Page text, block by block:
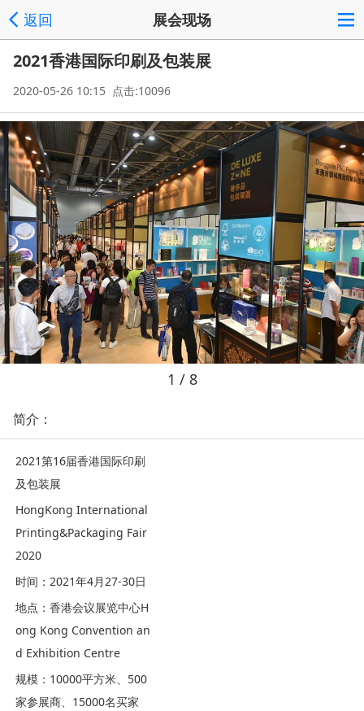
返回 展会现场
2021香港国际印刷及包装展
2020-05-26 10:15 点击:10096
1 / 8
简介：
2021第16届香港国际印刷
及包装展
HongKong International
Printing&Packaging Fair
2020
时间：2021年4月27-30日
地点：香港会议展览中心H
ong Kong Convention an
d Exhibition Centre
规模：10000平方米、500
家参展商、15000名买家